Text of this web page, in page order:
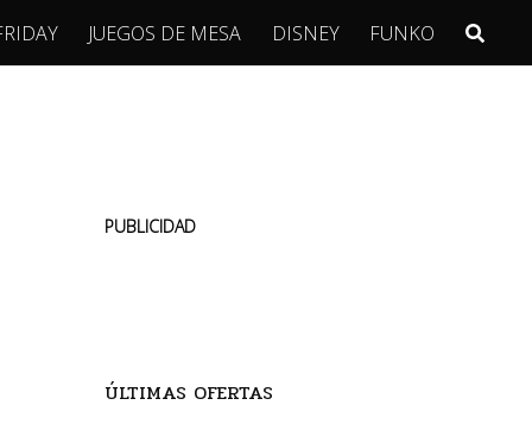
JUEGOS DE MESA DISNEY FUNKO
PUBLICIDAD
ÚLTIMAS OFERTAS